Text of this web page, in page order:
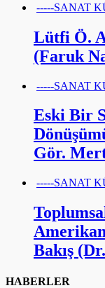
-----SANAT
Lütfi Ö.
(Faruk
-----SANAT
Eski Bir
Gör.
-----SANAT
Bakış
HABERLER